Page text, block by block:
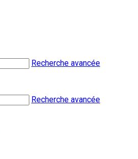
Recherche avancée
Recherche avancée